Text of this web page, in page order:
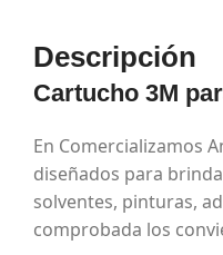
Descripción
Cartucho 3M
En Comercializamos
diseñados para
solventes, pinturas,
comprobada los